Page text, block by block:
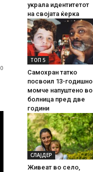
0
украла идентитетот
на својата ќерка
ТОП 5
Самохран татко
посвоил 13-годишно
момче напуштено во
болница пред две
години
СЛАЈДЕР
Живеат во село,